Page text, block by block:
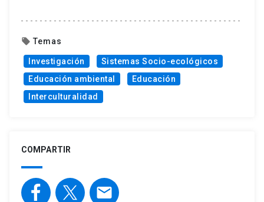
local_offer Temas
Investigación
Sistemas Socio-ecológicos
Educación ambiental
Educación
Interculturalidad
COMPARTIR
email